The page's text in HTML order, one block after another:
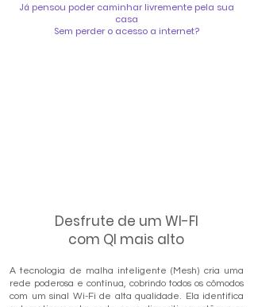
Já pensou poder caminhar livremente pela sua
casa
Sem perder o acesso a internet?
Desfrute de um WI-FI
com QI mais alto
A tecnologia de malha inteligente (Mesh) cria uma
rede poderosa e contínua, cobrindo todos os cômodos
com um sinal Wi-Fi de alta qualidade. Ela identifica